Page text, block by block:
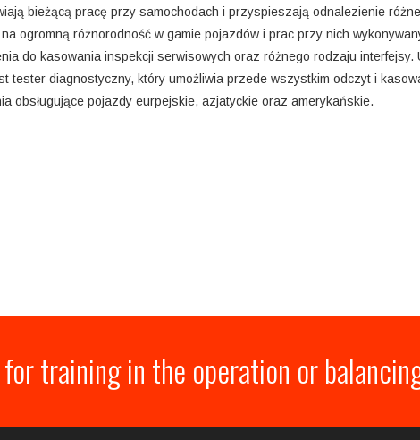
bieżącą pracę przy samochodach i przyspieszają odnalezienie
ogromną różnorodność w gamie pojazdów i prac przy nich
do kasowania inspekcji serwisowych oraz różnego rodzaju interfejsy.
tester diagnostyczny, który umożliwia przede wszystkim odczyt i
obsługujące pojazdy eurpejskie, azjatyckie oraz amerykańskie.
training in the operation or